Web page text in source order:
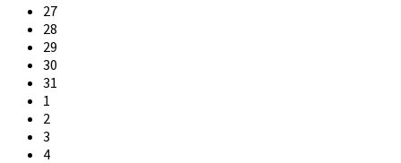
Skip
calendar
days
27
28
29
30
31
1
2
3
4